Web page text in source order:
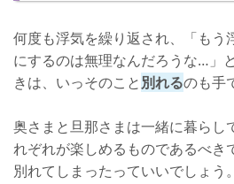
何度も浮気を繰り返され、「もう
にするのは無理なんだろうな…」
きは、いっそのこと別れるのも手
奥さまと旦那さまは一緒に暮らし
れぞれが楽しめるものであるべき
別れてしまったっていいでしょう。